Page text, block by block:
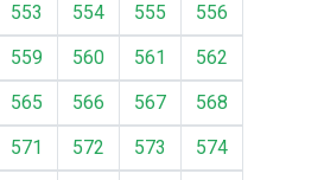
553 554 555
556
559 560 561
562
565 566 567
568
571 572 573
574